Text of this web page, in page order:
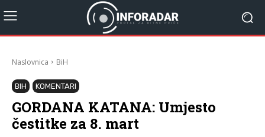
Naslovnica BiH
BIH KOMENTARI
GORDANA KATANA: Umjesto
čestitke za 8. mart